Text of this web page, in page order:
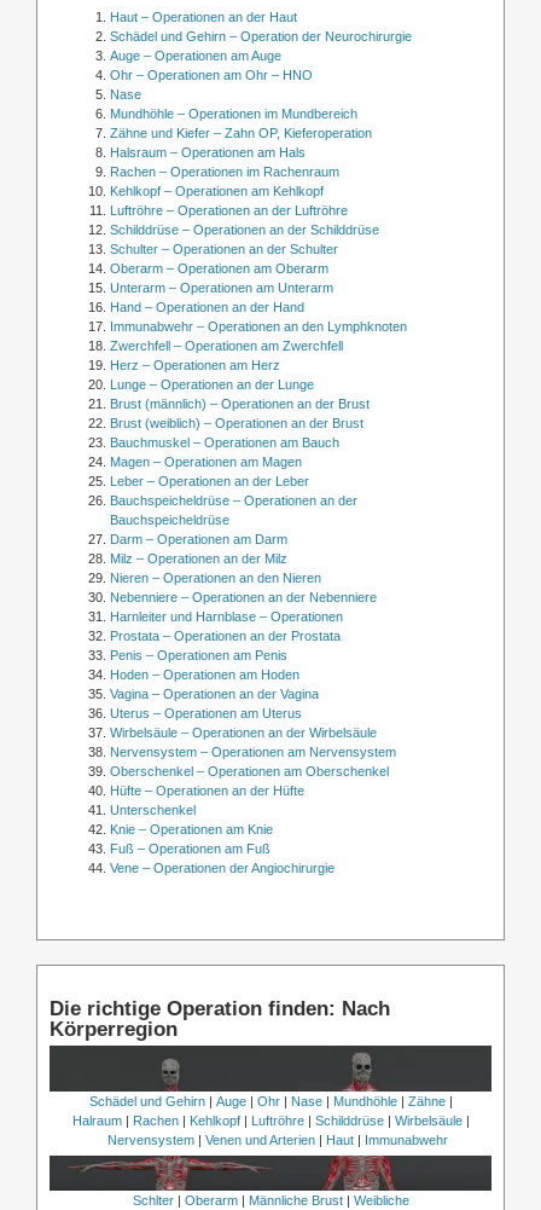
Haut – Operationen an der Haut
Schädel und Gehirn – Operation der Neurochirurgie
Auge – Operationen am Auge
Ohr – Operationen am Ohr – HNO
Nase
Mundhöhle – Operationen im Mundbereich
Zähne und Kiefer – Zahn OP, Kieferoperation
Halsraum – Operationen am Hals
Rachen – Operationen im Rachenraum
Kehlkopf – Operationen am Kehlkopf
Luftröhre – Operationen an der Luftröhre
Schilddrüse – Operationen an der Schilddrüse
Schulter – Operationen an der Schulter
Oberarm – Operationen am Oberarm
Unterarm – Operationen am Unterarm
Hand – Operationen an der Hand
Immunabwehr – Operationen an den Lymphknoten
Zwerchfell – Operationen am Zwerchfell
Herz – Operationen am Herz
Lunge – Operationen an der Lunge
Brust (männlich) – Operationen an der Brust
Brust (weiblich) – Operationen an der Brust
Bauchmuskel – Operationen am Bauch
Magen – Operationen am Magen
Leber – Operationen an der Leber
Bauchspeicheldrüse – Operationen an der
Bauchspeicheldrüse
Darm – Operationen am Darm
Milz – Operationen an der Milz
Nieren – Operationen an den Nieren
Nebenniere – Operationen an der Nebenniere
Harnleiter und Harnblase – Operationen
Prostata – Operationen an der Prostata
Penis – Operationen am Penis
Hoden – Operationen am Hoden
Vagina – Operationen an der Vagina
Uterus – Operationen am Uterus
Wirbelsäule – Operationen an der Wirbelsäule
Nervensystem – Operationen am Nervensystem
Oberschenkel – Operationen am Oberschenkel
Hüfte – Operationen an der Hüfte
Unterschenkel
Knie – Operationen am Knie
Fuß – Operationen am Fuß
Vene – Operationen der Angiochirurgie
Die richtige Operation finden: Nach
Körperregion
Schädel und Gehirn| Auge| Ohr| Nase| Mundhöhle| Zähne|
Halraum| Rachen| Kehlkopf| Luftröhre| Schilddrüse| Wirbelsäule|
Nervensystem | Venen und Arterien | Haut | Immunabwehr
Schlter| Oberarm| Männliche Brust| Weibliche